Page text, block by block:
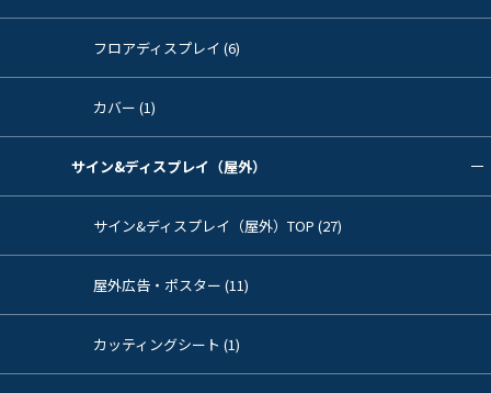
フロアディスプレイ (6)
カバー (1)
サイン&ディスプレイ（屋外）
サイン&ディスプレイ（屋外）TOP (27)
屋外広告・ポスター (11)
カッティングシート (1)